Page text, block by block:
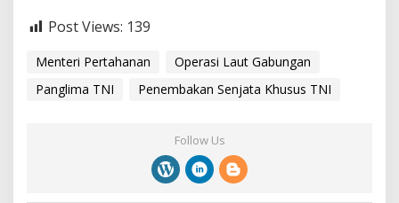
Post Views: 139
Menteri Pertahanan
Operasi Laut Gabungan
Panglima TNI
Penembakan Senjata Khusus TNI
Follow Us